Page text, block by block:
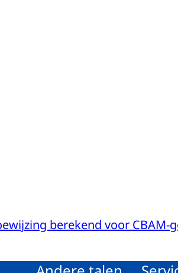
berekend voor CBAM-